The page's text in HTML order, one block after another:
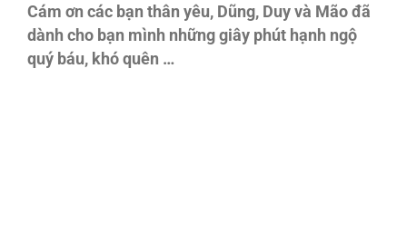
Cám ơn các bạn thân yêu, Dũng, Duy và Mão đã
dành cho bạn mình những giây phút hạnh ngộ
quý báu, khó quên …